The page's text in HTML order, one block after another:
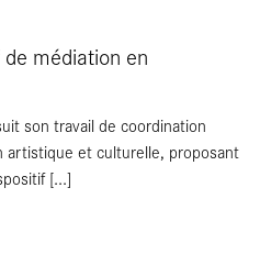
médiation en
son travail de coordination
artistique et culturelle, proposant
[...]